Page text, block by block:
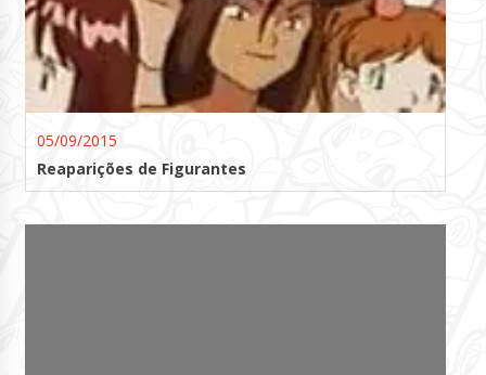
05/09/2015
Reaparições de Figurantes